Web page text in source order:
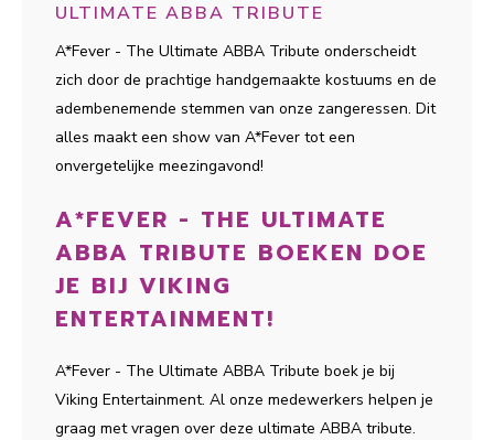
ULTIMATE ABBA TRIBUTE
A*Fever - The Ultimate ABBA Tribute onderscheidt
zich door de prachtige handgemaakte kostuums en de
adembenemende stemmen van onze zangeressen. Dit
alles maakt een show van A*Fever tot een
onvergetelijke meezingavond!
A*FEVER - THE ULTIMATE
ABBA TRIBUTE BOEKEN DOE
JE BIJ VIKING
ENTERTAINMENT!
A*Fever - The Ultimate ABBA Tribute boek je bij
Viking Entertainment. Al onze medewerkers helpen je
graag met vragen over deze ultimate ABBA tribute.